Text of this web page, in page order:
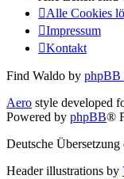
Alle Cookies
Impressum
Kontakt
Find Waldo by phpBB
Aero style developed
Powered by phpBB®
Deutsche Übersetzung
Header illustrations by